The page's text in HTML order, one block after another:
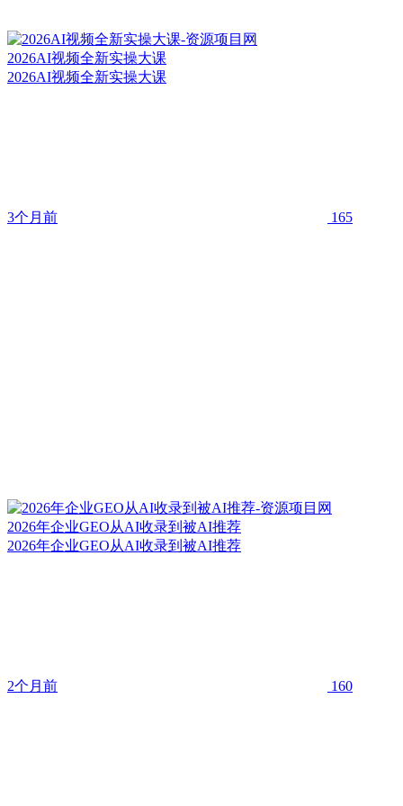
2026AI视频全新实操大课
2026AI视频全新实操大课
3个月前 165
2026年企业GEO从AI收录到被AI推荐
2026年企业GEO从AI收录到被AI推荐
2个月前 160